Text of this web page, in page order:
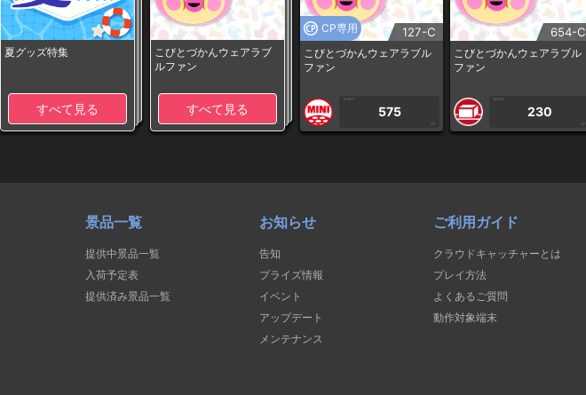
夏グッズ特集
すべて見る
こびとづかんウェアラブ
ルファン
すべて見る
CP専用 127-C
こびとづかんウェアラブル
ファン
1PLAY
575
CP
654-C
こびとづかんウェアラブル
ファン
1PLAY
230
CP
景品一覧
提供中景品一覧
入荷予定表
提供済み景品一覧
お知らせ
告知
プライズ情報
イベント
アップデート
メンテナンス
ご利用ガイド
クラウドキャッチャーとは
プレイ方法
よくあるご質問
動作対象端末